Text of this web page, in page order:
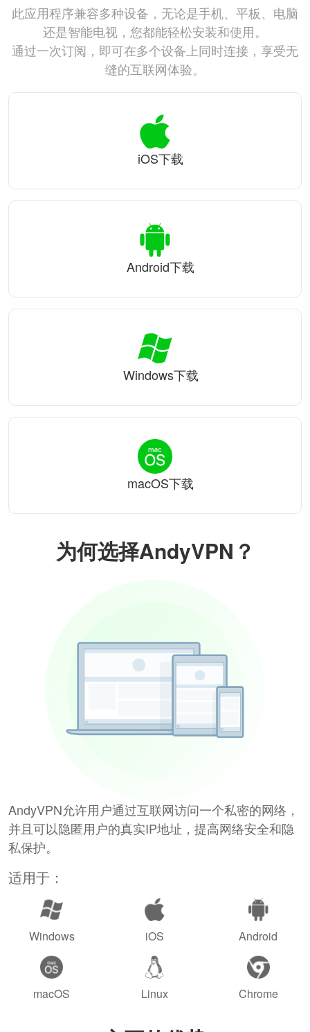
为何选择AndyVPN？
AndyVPN允许用户通过互联网访问一个私密的网络，
并且可以隐匿用户的真实IP地址，提高网络安全和隐
私保护。
适用于：
Windows iOS Android
macOS Linux Chrome
此应用程序兼容多种设备，无论是手机、平板、电脑
还是智能电视，您都能轻松安装和使用。
通过一次订阅，即可在多个设备上同时连接，享受无
缝的互联网体验。
iOS下载
Android下载
Windows下载
macOS下载